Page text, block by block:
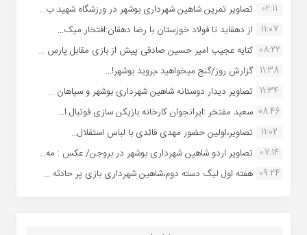
02:11
تصاویر تمرین شاهین شهردارى بوشهر در ورزشگاه شهید ب...
11:07
از دهقاید تا فولاد خوزستان با رضا دهقان:افتخار میک...
08:22 کنایه عجیب امیر حسین صادقی پیش از بازی مقابل پارس ...
11:38 گزارش روز/گنج میخواهید ،بروید بوشهر!...
11:34 تصاویر دیدار دوستانه شاهین شهردارى بوشهر و سپاهان ...
08:46 سعید مفتخر :ایرانجوان کارخانه بازیکن سازی فوتبال ا...
11:02
تصاویر،اولین حضور مهدی قائدی با لباس استقلال...
07:14 تصاویر اردو شاهین شهرداری بوشهر در بروجن/ عکس : مه...
09:24 هفته اول لیگ دسته دوم،شاهین شهرداری بازی پر حادثه ...